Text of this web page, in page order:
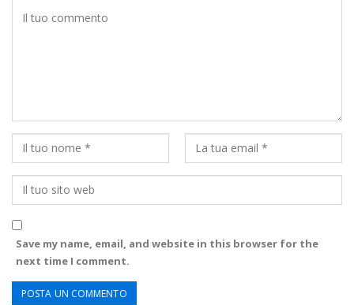
Save my name, email, and website in this browser for the
next time I comment.